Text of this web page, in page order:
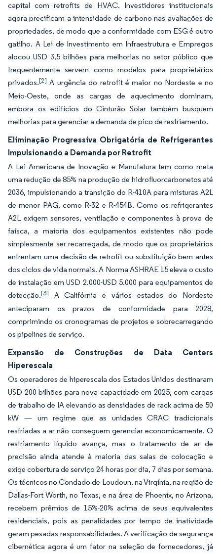
capital com retrofits de HVAC. Investidores institucionais
agora precificam a intensidade de carbono nas avaliações de
propriedades, de modo que a conformidade com ESG é outro
gatilho. A Lei de Investimento em Infraestrutura e Empregos
alocou USD 3,5 bilhões para melhorias no setor público que
frequentemente servem como modelos para proprietários
privados.[2] A urgência do retrofit é maior no Nordeste e no
Meio-Oeste, onde as cargas de aquecimento dominam,
embora os edifícios do Cinturão Solar também busquem
melhorias para gerenciar a demanda de pico de resfriamento.
Eliminação Progressiva Obrigatória de Refrigerantes
Impulsionando a Demanda por Retrofit
A Lei Americana de Inovação e Manufatura tem como meta
uma redução de 85% na produção de hidrofluorcarbonetos até
2036, impulsionando a transição do R-410A para misturas A2L
de menor PAG, como R-32 e R-454B. Como os refrigerantes
A2L exigem sensores, ventilação e componentes à prova de
faísca, a maioria dos equipamentos existentes não pode
simplesmente ser recarregada, de modo que os proprietários
enfrentam uma decisão de retrofit ou substituição bem antes
dos ciclos de vida normais. A Norma ASHRAE 15 eleva o custo
de instalação em USD 2.000-USD 5.000 para equipamentos de
detecção.[3]
A Califórnia e vários estados do Nordeste
anteciparam os prazos de conformidade para 2028,
comprimindo os cronogramas de projetos e sobrecarregando
os pipelines de serviço.
Expansão de Construções de Data Centers
Hiperescala
Os operadores de hiperescala dos Estados Unidos destinaram
USD 200 bilhões para nova capacidade em 2025, com cargas
de trabalho de IA elevando as densidades de rack acima de 50
kW — um regime que as unidades CRAC tradicionais
resfriadas a ar não conseguem gerenciar economicamente. O
resfriamento líquido avança, mas o tratamento de ar de
precisão ainda atende à maioria das salas de colocação e
exige cobertura de serviço 24 horas por dia, 7 dias por semana.
Os técnicos no Condado de Loudoun, na Virgínia, na região de
Dallas-Fort Worth, no Texas, e na área de Phoenix, no Arizona,
recebem prêmios de 15%-20% acima de seus equivalentes
residenciais, pois as penalidades por tempo de inatividade
geram pesadas responsabilidades. A verificação de segurança
cibernética agora é um fator na seleção de fornecedores, já